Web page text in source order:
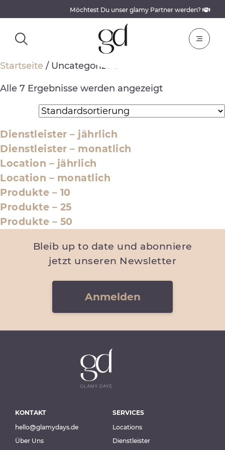
Möchtest Du unser glamy Partner werden?
Startseite / Uncategorized
Alle 7 Ergebnisse werden angezeigt
Dienstleister – jährlich
Dienstleister – monatlich
Location – jährlich
Location – monatlich
Produkte – 10
Produkte – 25
Produkte – 50
Bleib up to date und abonniere
jetzt unseren Newsletter
Anmelden
KONTAKT
hello@glamydays.de
Über Uns
SERVICES
Locations
Dienstleister